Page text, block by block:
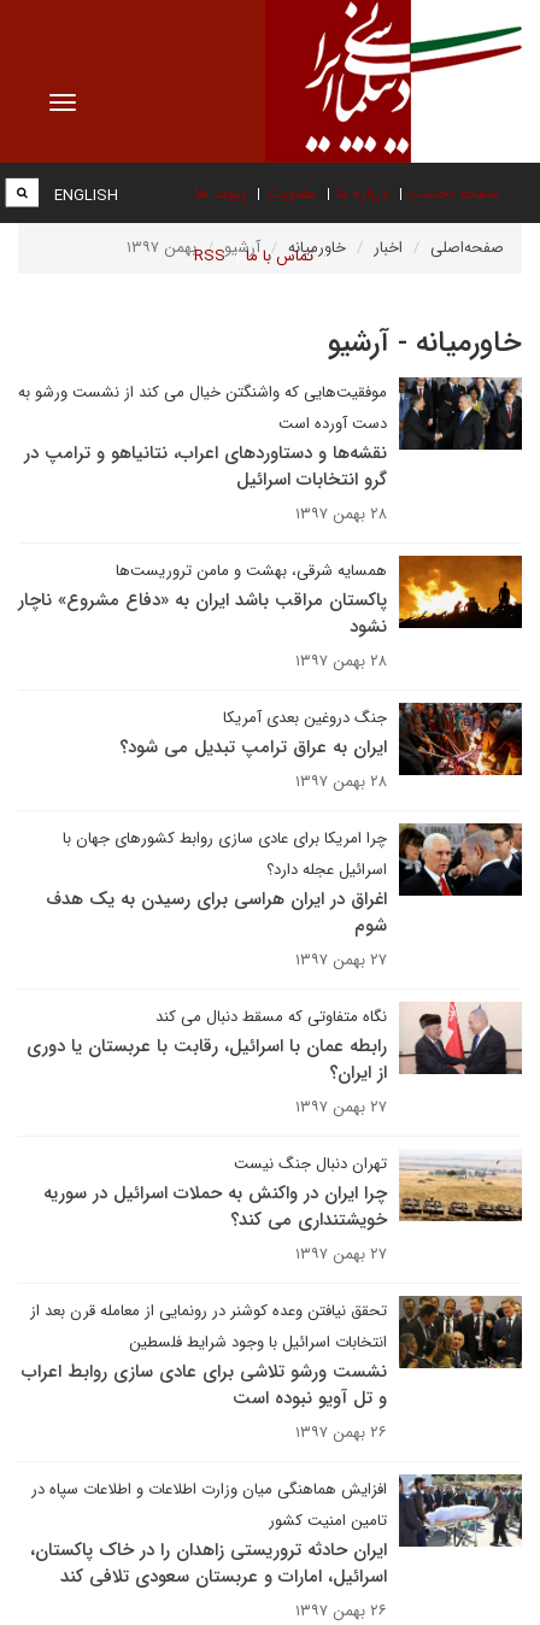
Toggle
صفحه نخست درباره ما عضویت پیوند ها
تماس با ما RSS
ENGLISH
صفحه‌اصلی اخبار خاورمیانه آرشیو بهمن ۱۳۹۷
خاورمیانه - آرشیو
موفقیت‌هایی که واشنگتن خیال می کند از نشست ورشو به
دست آورده است
نقشه‌ها و دستاوردهای اعراب، نتانیاهو و ترامپ در
گرو انتخابات اسرائیل
۲۸ بهمن ۱۳۹۷
همسایه شرقی، بهشت و مامن تروریست‌ها
پاکستان مراقب باشد ایران به «دفاع مشروع» ناچار
نشود
۲۸ بهمن ۱۳۹۷
جنگ دروغین بعدی آمریکا
ایران به عراق ترامپ تبدیل می شود؟
۲۸ بهمن ۱۳۹۷
چرا امریکا برای عادی سازی روابط کشورهای جهان با
اسرائیل عجله دارد؟
اغراق در ایران هراسی برای رسیدن به یک هدف
شوم
۲۷ بهمن ۱۳۹۷
نگاه متفاوتی که مسقط دنبال می کند
رابطه عمان با اسرائیل، رقابت با عربستان یا دوری
از ایران؟
۲۷ بهمن ۱۳۹۷
تهران دنبال جنگ نیست
چرا ایران در واکنش به حملات اسرائیل در سوریه
خویشتنداری می کند؟
۲۷ بهمن ۱۳۹۷
تحقق نیافتن وعده کوشنر در رونمایی از معامله قرن بعد از
انتخابات اسرائیل با وجود شرایط فلسطین
نشست ورشو تلاشی برای عادی سازی روابط اعراب
و تل آویو نبوده است
۲۶ بهمن ۱۳۹۷
افزایش هماهنگی میان وزارت اطلاعات و اطلاعات سپاه در
تامین امنیت کشور
ایران حادثه تروریستی زاهدان را در خاک پاکستان،
اسرائیل، امارات و عربستان سعودی تلافی کند
۲۶ بهمن ۱۳۹۷